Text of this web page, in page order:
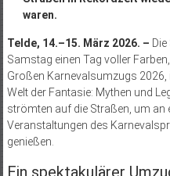
waren.
Telde, 14.–15. März 2026. –
Samstag einen Tag voller
Großen Karnevalsumzugs 2026,
Welt der Fantasie: Mythen und
strömten auf die Straßen, um an
Veranstaltungen des
genießen.
Ein spektakulärer